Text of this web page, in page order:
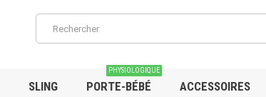
SLING PORTE-BÉBÉ
PHYSIOLOGIQUE
ACCESSOIRES